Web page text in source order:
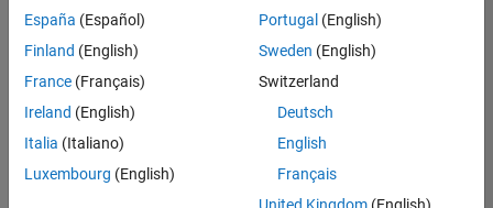
poste
n’ont
pas
été
traduites.
Effectuez
España (Español)
Finland (English)
France (Français)
Ireland (English)
Italia (Italiano)
Luxembourg (English)
Portugal (English)
Sweden (English)
Switzerland
Deutsch
English
Français